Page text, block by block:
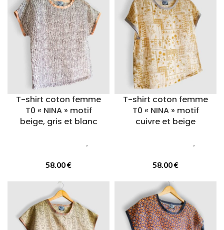
T-shirt coton femme
T0 « NINA » motif
beige, gris et blanc
,
58.00€
T-shirt coton femme
T0 « NINA » motif
cuivre et beige
,
58.00€